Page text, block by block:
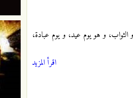
الثواب، و هو يوم عيد، و يوم عبادة،
اقرأ المزيد